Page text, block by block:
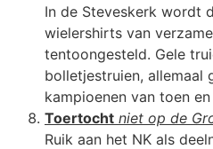
In de Steveskerk wordt
wielershirts van
tentoongesteld. Gele
bolletjestruien, allemaal
kampioenen van toen en
Toertocht niet op de
Ruik aan het NK als